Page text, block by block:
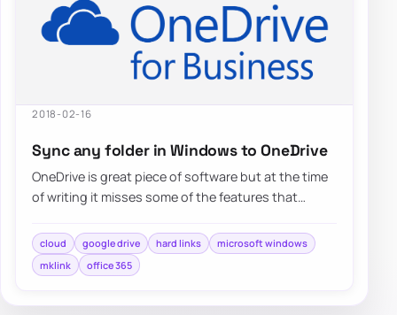
2018-02-16
Sync any folder in Windows to OneDrive
OneDrive is great piece of software but at the time
of writing it misses some of the features that
cloud google drive hard links
microsoft windows
mklink
office 365